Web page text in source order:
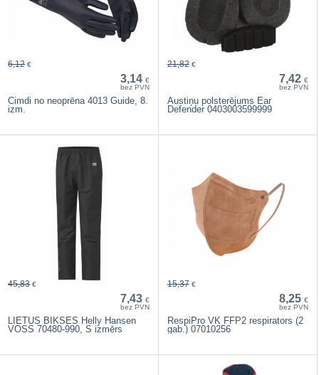
3,14 €
bez PVN
6,12 €
Cimdi no neoprēna 4013 Guide, 8.
izm.
7,42 €
bez PVN
21,82 €
Austiņu polsterējums Ear
Defender 0403003599999
7,43 €
bez PVN
45,83 €
LIETUS BIKSES Helly Hansen
VOSS 70480-990, S izmērs
8,25 €
bez PVN
15,37 €
RespiPro VK FFP2 respirators (2
gab.) 07010256